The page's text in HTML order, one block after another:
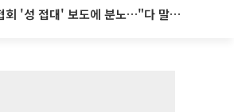
박문성, 축구협회 '성 접대' 보도에 분노…"다 말아먹으려고 작정했나"